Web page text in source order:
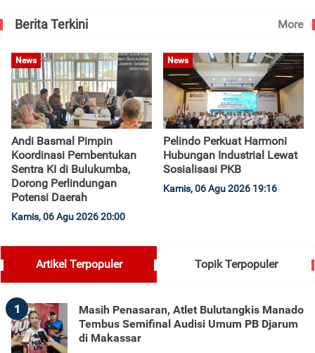
Berita Terkini More
News
Andi Basmal Pimpin
Koordinasi Pembentukan
Sentra KI di Bulukumba,
Dorong Perlindungan
Potensi Daerah
Kamis, 06 Agu 2026 20:00
News
Pelindo Perkuat Harmoni
Hubungan Industrial Lewat
Sosialisasi PKB
Kamis, 06 Agu 2026 19:16
Artikel Terpopuler Topik Terpopuler
1
Masih Penasaran, Atlet Bulutangkis Manado
Tembus Semifinal Audisi Umum PB Djarum
di Makassar